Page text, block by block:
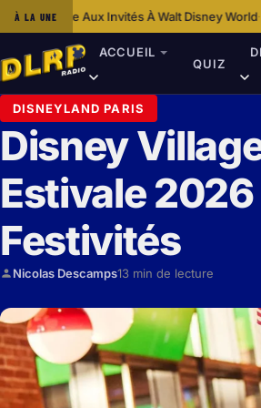
À LA UNE
À Walt Disney World·Impact Des Zones
ACCUEIL
QUIZ
DISNEYLAND PARIS
Disney
Estivale
Festivités
Nicolas Descamps13 min de lecture